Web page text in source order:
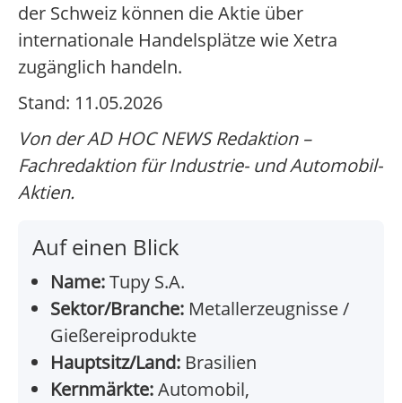
der Schweiz können die Aktie über
internationale Handelsplätze wie Xetra
zugänglich handeln.
Stand: 11.05.2026
Von der AD HOC NEWS Redaktion –
Fachredaktion für Industrie- und Automobil-
Aktien.
Auf einen Blick
Name:Tupy S.A.
Sektor/Branche: Metallerzeugnisse /
Gießereiprodukte
Hauptsitz/Land: Brasilien
Kernmärkte:Automobil,